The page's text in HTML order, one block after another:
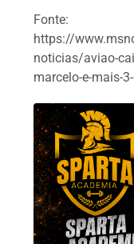
Fonte:
https://
noticias/aviao-
marcelo-e-mais-